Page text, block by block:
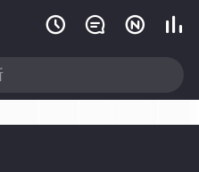
   